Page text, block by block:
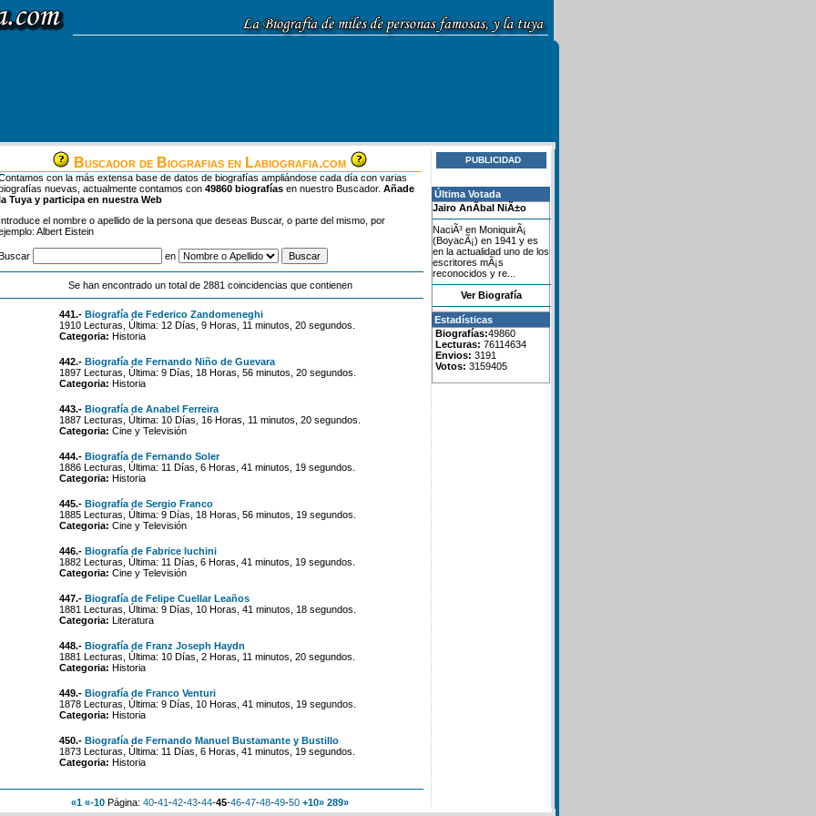
Buscador de Biografias en Labiografia.com
con la más extensa base de datos de biografías ampliándose cada día con varias
nuevas, actualmente contamos con 49860 biografías en nuestro Buscador. Añade
Tuya y participa en nuestra Web
Introduce el nombre o apellido de la persona que deseas Buscar, o parte del mismo, por
Albert Eistein
en
Se han encontrado un total de 2881 coincidencias que contienen
441.- Biografía de Federico Zandomeneghi
1910 Lecturas, Última: 12 Días, 9 Horas, 11 minutos, 20 segundos.
Categoria: Historia
442.- Biografía de Fernando Niño de Guevara
1897 Lecturas, Última: 9 Días, 18 Horas, 56 minutos, 20 segundos.
Categoria: Historia
443.- Biografía de Anabel Ferreira
1887 Lecturas, Última: 10 Días, 16 Horas, 11 minutos, 20 segundos.
Categoria: Cine y Televisión
444.- Biografía de Fernando Soler
1886 Lecturas, Última: 11 Días, 6 Horas, 41 minutos, 19 segundos.
Categoria: Historia
445.- Biografía de Sergio Franco
1885 Lecturas, Última: 9 Días, 18 Horas, 56 minutos, 19 segundos.
Categoria: Cine y Televisión
446.- Biografía de Fabrice luchini
1882 Lecturas, Última: 11 Días, 6 Horas, 41 minutos, 19 segundos.
Categoria: Cine y Televisión
447.- Biografía de Felipe Cuellar Leaños
1881 Lecturas, Última: 9 Días, 10 Horas, 41 minutos, 18 segundos.
Categoria: Literatura
448.- Biografía de Franz Joseph Haydn
1881 Lecturas, Última: 10 Días, 2 Horas, 11 minutos, 20 segundos.
Categoria: Historia
449.- Biografía de Franco Venturi
1878 Lecturas, Última: 9 Días, 10 Horas, 41 minutos, 19 segundos.
Categoria: Historia
450.- Biografía de Fernando Manuel Bustamante y Bustillo
1873 Lecturas, Última: 11 Días, 6 Horas, 41 minutos, 19 segundos.
Categoria: Historia
«1 «-10 Página: 40-41-42-43-44-45-46-47-48-49-50 +10» 289»
PUBLICIDAD
Última Votada
Jairo AnÃ­bal NiÃ±o
NaciÃ³ en MoniquirÃ¡
(BoyacÃ¡) en 1941 y es
en la actualidad uno de los
escritores mÃ¡s
reconocidos y re...
Ver Biografía
Estadísticas
Biografías:49860
Lecturas: 76114634
Envios: 3191
Votos: 3159405